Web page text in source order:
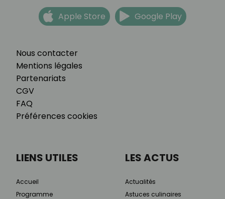
Nous contacter
Mentions légales
Partenariats
CGV
FAQ
Préférences cookies
Apple Store Google Play
LIENS UTILES
Accueil
Programme
LES ACTUS
Actualités
Astuces culinaires